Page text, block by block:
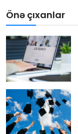
Önə çıxanlar